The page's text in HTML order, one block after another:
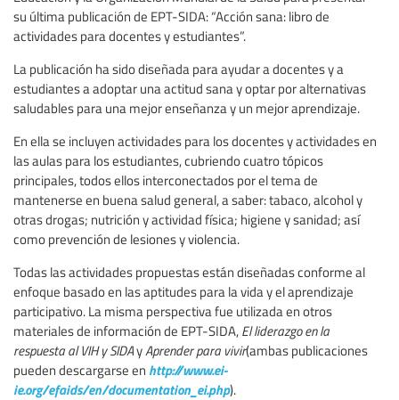
su última publicación de EPT-SIDA: “Acción sana: libro de
actividades para docentes y estudiantes”.
La publicación ha sido diseñada para ayudar a docentes y a
estudiantes a adoptar una actitud sana y optar por alternativas
saludables para una mejor enseñanza y un mejor aprendizaje.
En ella se incluyen actividades para los docentes y actividades en
las aulas para los estudiantes, cubriendo cuatro tópicos
principales, todos ellos interconectados por el tema de
mantenerse en buena salud general, a saber: tabaco, alcohol y
otras drogas; nutrición y actividad física; higiene y sanidad; así
como prevención de lesiones y violencia.
Todas las actividades propuestas están diseñadas conforme al
enfoque basado en las aptitudes para la vida y el aprendizaje
participativo. La misma perspectiva fue utilizada en otros
materiales de información de EPT-SIDA, El liderazgo en la
respuesta al VIH y SIDAy Aprender para vivir(ambas publicaciones
pueden descargarse en http://www.ei-
ie.org/efaids/en/documentation_ei.php).